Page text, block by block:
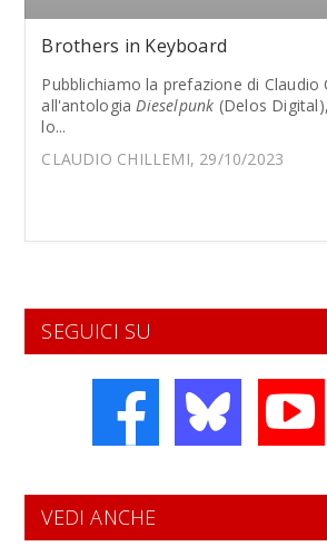
Brothers in Keyboard
Pubblichiamo la prefazione di Claudio
all'antologiaDieselpunk (Delos
lo...
CLAUDIO CHILLEMI, 29/10/2023
SEGUICI SU
VEDI ANCHE